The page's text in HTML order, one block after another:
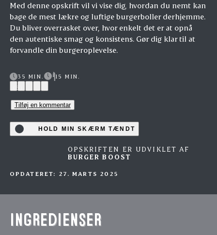
Med denne opskrift vil vi vise dig, hvordan du nemt kan
bage de mest lækre og luftige burgerboller derhjemme.
Du bliver overrasket over, hvor enkelt det er at opnå
den autentiske smag og konsistens. Gør dig klar til at
forvandle din burgeroplevelse.
35 MIN.
15 MIN.
(5)
Tilføj en kommentar
HOLD MIN SKÆRM TÆNDT
OPSKRIFTEN ER UDVIKLET AF
BURGER BOOST
OPDATERET: 27. MARTS 2025
Ingredienser